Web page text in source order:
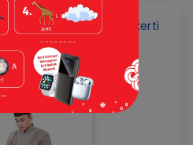
Islam dan Budi Pekerti